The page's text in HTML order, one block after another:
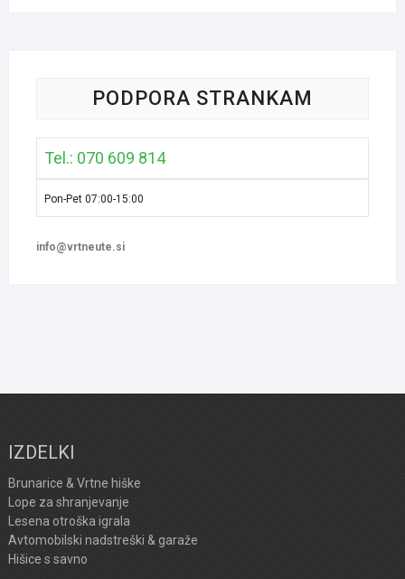
PODPORA STRANKAM
Tel.: 070 609 814
Pon-Pet 07:00-15:00
info@vrtneute.si
IZDELKI
Brunarice & Vrtne hiške
Lope za shranjevanje
Lesena otroška igrala
Avtomobilski nadstreški & garaže
Hišice s savno